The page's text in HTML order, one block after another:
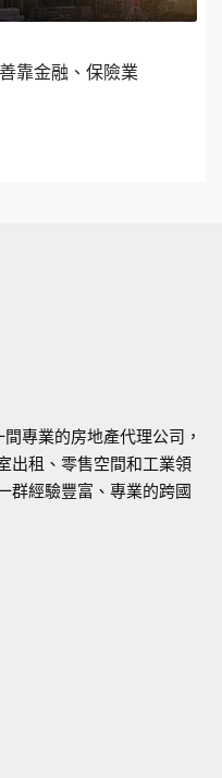
靠金融、保險業
專業的房地產代理公司，
出租、零售空間和工業領
群經驗豐富、專業的跨國